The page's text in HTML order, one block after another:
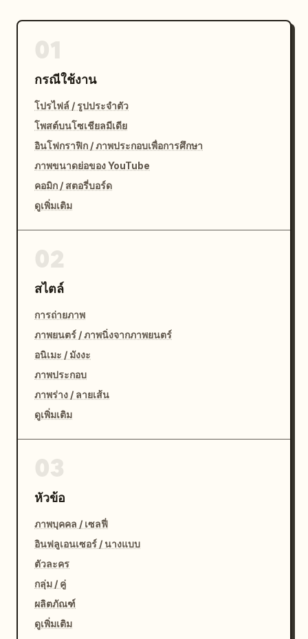
กรณีใช้งาน
โปรไฟล์ / รูปประจำตัว
โพสต์บนโซเชียลมีเดีย
อินโฟกราฟิก / ภาพประกอบเพื่อการศึกษา
ภาพขนาดย่อของ YouTube
คอมิก / สตอรี่บอร์ด
ดูเพิ่มเติม
สไตล์
การถ่ายภาพ
ภาพยนตร์ / ภาพนิ่งจากภาพยนตร์
อนิเมะ / มังงะ
ภาพประกอบ
ภาพร่าง / ลายเส้น
ดูเพิ่มเติม
หัวข้อ
ภาพบุคคล / เซลฟี่
อินฟลูเอนเซอร์ / นางแบบ
ตัวละคร
กลุ่ม / คู่
ผลิตภัณฑ์
ดูเพิ่มเติม